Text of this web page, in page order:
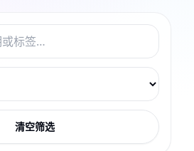
清空筛选